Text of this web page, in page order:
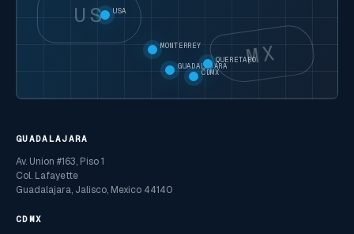
US
MX
USA
MONTERREY
GUADALAJARA
CDMX
QUERETARO
GUADALAJARA
Av. Union #163, Piso 1
Col. Lafayette
Guadalajara, Jalisco, Mexico 44140
CDMX